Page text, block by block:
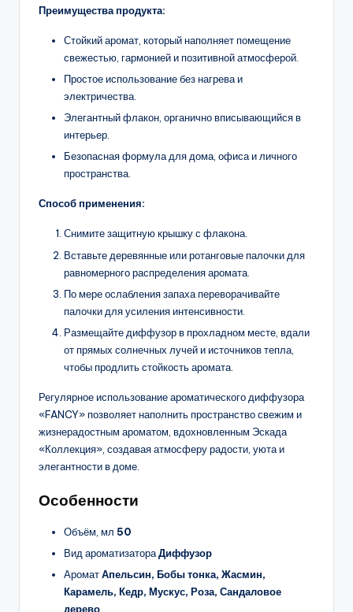
Преимущества продукта:
Стойкий аромат, который наполняет помещение
свежестью, гармонией и позитивной атмосферой.
Простое использование без нагрева и
электричества.
Элегантный флакон, органично вписывающийся в
интерьер.
Безопасная формула для дома, офиса и личного
пространства.
Способ применения:
Снимите защитную крышку с флакона.
Вставьте деревянные или ротанговые палочки для
равномерного распределения аромата.
По мере ослабления запаха переворачивайте
палочки для усиления интенсивности.
Размещайте диффузор в прохладном месте, вдали
от прямых солнечных лучей и источников тепла,
чтобы продлить стойкость аромата.
Регулярное использование ароматического диффузора
«FANCY» позволяет наполнить пространство свежим и
жизнерадостным ароматом, вдохновленным Эскада
«Коллекция», создавая атмосферу радости, уюта и
элегантности в доме.
Особенности
Объём, мл 50
Вид ароматизатораДиффузор
АроматАпельсин, Бобы тонка, Жасмин,
Карамель, Кедр, Мускус, Роза, Сандаловое
дерево